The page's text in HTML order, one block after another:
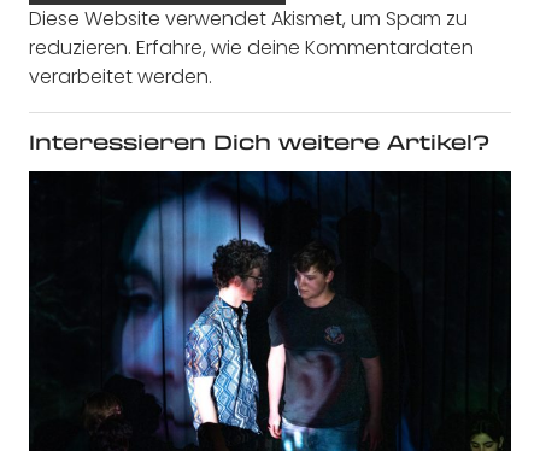
Diese Website verwendet Akismet, um Spam zu
reduzieren. Erfahre, wie deine Kommentardaten
verarbeitet werden.
Interessieren Dich weitere Artikel?